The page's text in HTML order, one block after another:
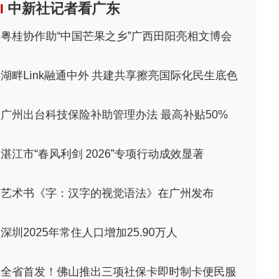
中新社记者看广东
粤桂协作助“中国芒果之乡”广西田阳亮相文博会
湖畔Link融通中外 共建共享擦亮国际化民生底色
广州出台科技保险补助管理办法 最高补贴50%
湛江市“春风利剑 2026”专项行动成效显著
艺术书《字：汉字的视觉语法》在广州发布
深圳2025年常住人口增加25.90万人
全省首发！佛山推出三项社保卡即时制卡便民服